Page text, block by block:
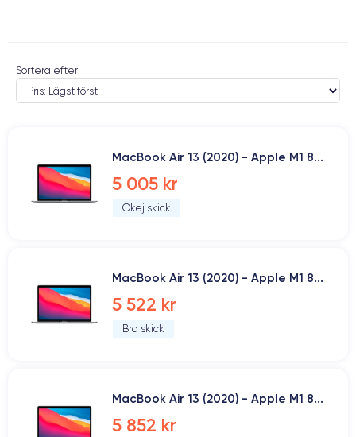
Sortera efter
MacBook Air 13 (2020) - Apple M1 8...
5 005 kr
Okej skick
MacBook Air 13 (2020) - Apple M1 8...
5 522 kr
Bra skick
MacBook Air 13 (2020) - Apple M1 8...
5 852 kr